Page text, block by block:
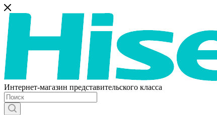
Интернет-магазин представительского класса